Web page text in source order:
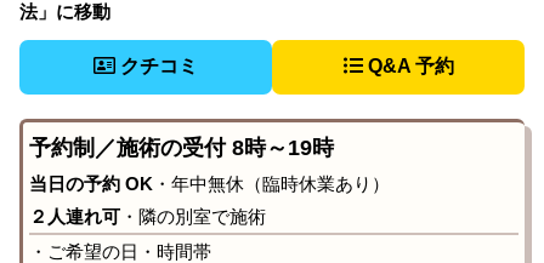
法」に移動
クチコミ Q&A 予約
予約制／施術の受付 8時～19時
当日の予約 OK ・年中無休（臨時休業あり）
２人連れ可 ・隣の別室で施術
・ご希望の日・時間帯